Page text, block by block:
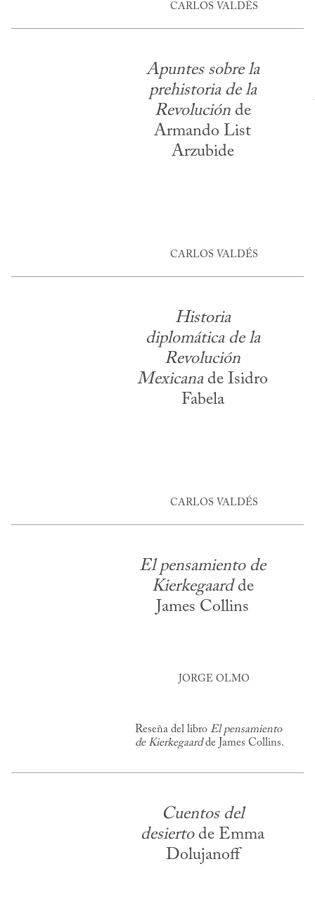
CARLOS VALDÉS
Apuntes sobre la
prehistoria de la
Revoluciónde
Armando List
Arzubide
CARLOS VALDÉS
Historia
diplomática de la
Revolución
Mexicanade Isidro
Fabela
CARLOS VALDÉS
El pensamiento de
Kierkegaardde
James Collins
JORGE OLMO
Reseña del libro El pensamiento
de Kierkegaardde James Collins.
Cuentos del
desiertode Emma
Dolujanoff